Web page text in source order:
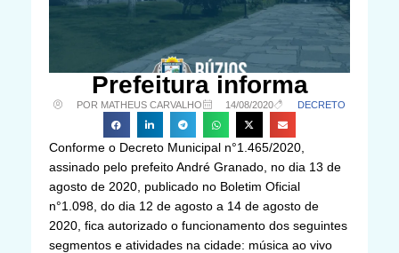
Prefeitura informa
POR MATHEUS CARVALHO 14/08/2020 DECRETO
Conforme o Decreto Municipal n°1.465/2020,
assinado pelo prefeito André Granado, no dia 13 de
agosto de 2020, publicado no Boletim Oficial
n°1.098, do dia 12 de agosto a 14 de agosto de
2020, fica autorizado o funcionamento dos seguintes
segmentos e atividades na cidade: música ao vivo